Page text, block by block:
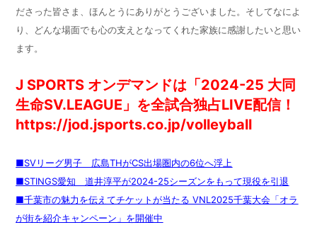
ださった皆さま、ほんとうにありがとうございました。そしてなによ
り、どんな場面でも心の支えとなってくれた家族に感謝したいと思い
ます。
J SPORTS オンデマンドは「2024-25 大同
生命SV.LEAGUE」を全試合独占LIVE配信！
https://jod.jsports.co.jp/volleyball
■SVリーグ男子 広島THがCS出場圏内の6位へ浮上
■STINGS愛知 道井淳平が2024-25シーズンをもって現役を引退
■千葉市の魅力を伝えてチケットが当たる VNL2025千葉大会「オラ
が街を紹介キャンペーン」を開催中